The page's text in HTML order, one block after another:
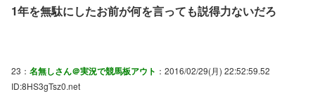
1年を無駄にしたお前が何を言っても説得力ないだろ
23： 名無しさん＠実況で競馬板アウト ：2016/02/29(月) 22:52:59.52
ID:8HS3gTsz0.net